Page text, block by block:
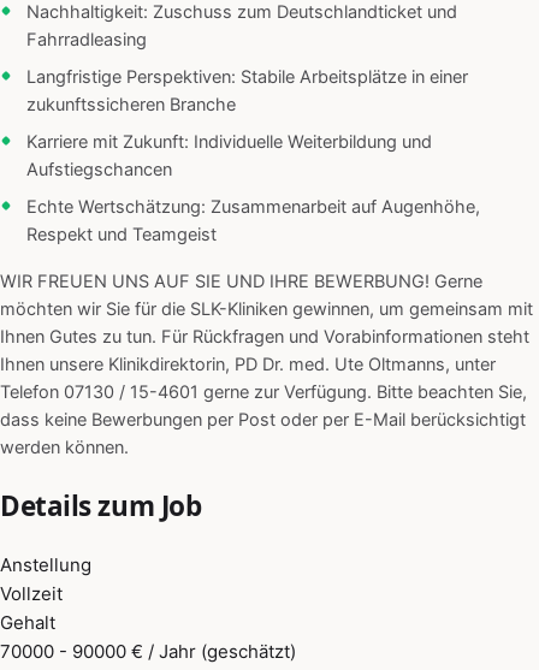
Nachhaltigkeit: Zuschuss zum Deutschlandticket und
Fahrradleasing
Langfristige Perspektiven: Stabile Arbeitsplätze in einer
zukunftssicheren Branche
Karriere mit Zukunft: Individuelle Weiterbildung und
Aufstiegschancen
Echte Wertschätzung: Zusammenarbeit auf Augenhöhe,
Respekt und Teamgeist
WIR FREUEN UNS AUF SIE UND IHRE BEWERBUNG! Gerne
möchten wir Sie für die SLK-Kliniken gewinnen, um gemeinsam mit
Ihnen Gutes zu tun. Für Rückfragen und Vorabinformationen steht
Ihnen unsere Klinikdirektorin, PD Dr. med. Ute Oltmanns, unter
Telefon 07130 / 15-4601 gerne zur Verfügung. Bitte beachten Sie,
dass keine Bewerbungen per Post oder per E-Mail berücksichtigt
werden können.
Details zum Job
Anstellung
Vollzeit
Gehalt
70000 - 90000 € / Jahr (geschätzt)